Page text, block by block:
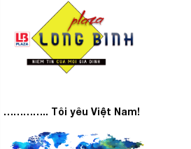
………….. Tôi yêu Việt Nam!